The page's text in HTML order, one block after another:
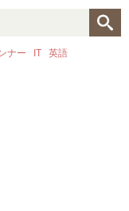
ナー IT 英語